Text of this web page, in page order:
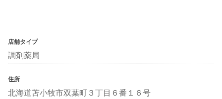
店舗タイプ
調剤薬局
住所
北海道苫小牧市双葉町３丁目６番１６号